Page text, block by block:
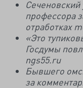
профессора
отработках
«Это
Госдумы
ngs55.ru
Бывшего
за